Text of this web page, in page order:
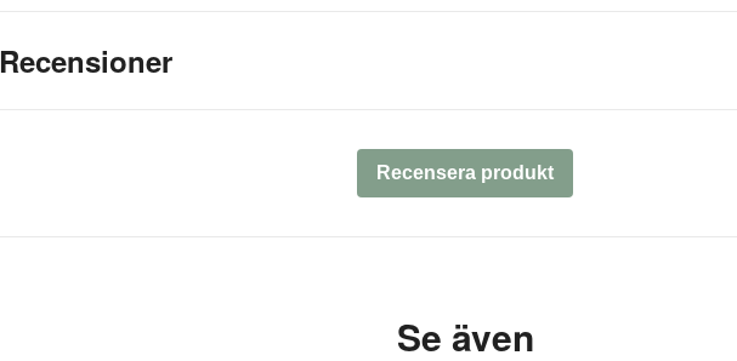
Recensioner
Recensera produkt
Se även